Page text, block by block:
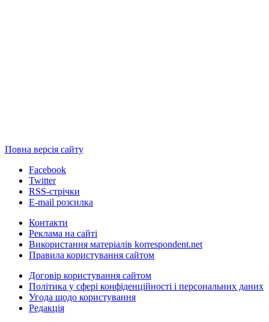
Повна версія сайту
Facebook
Twitter
RSS-стрічки
E-mail розсилка
Контакти
Реклама на сайті
Використання матеріалів korrespondent.net
Правила користування сайтом
Договір користування сайтом
Політика у сфері конфіденційності і персональних даних
Угода щодо користування
Редакція